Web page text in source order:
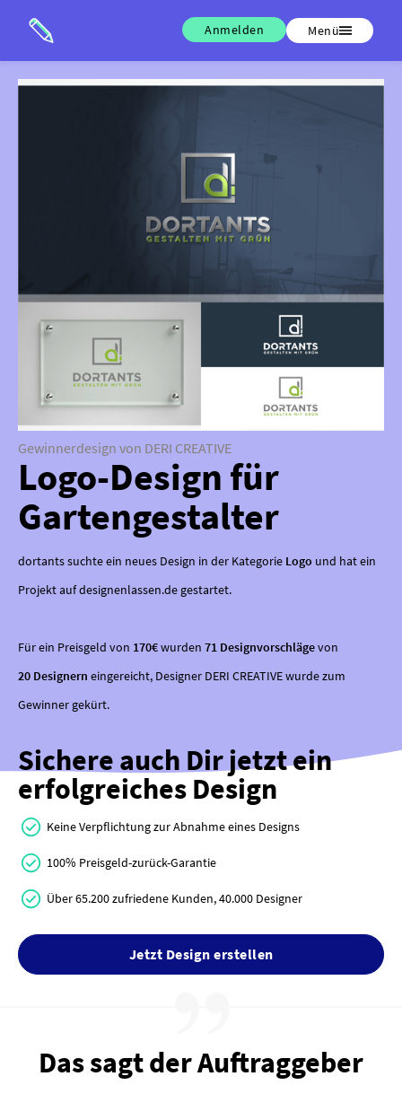
Anmelden Menü
Gewinnerdesign von DERI CREATIVE
Logo-Design für
Gartengestalter
dortants suchte ein neues Design in der Kategorie Logo und hat ein
Projekt auf designenlassen.de gestartet.
Für ein Preisgeld von 170€wurden 71 Designvorschlägevon
20 Designern eingereicht, Designer DERI CREATIVE wurde zum
Gewinner gekürt.
Sichere auch Dir jetzt ein
erfolgreiches Design
Keine Verpflichtung zur Abnahme eines Designs
100% Preisgeld-zurück-Garantie
Über 65.200 zufriedene Kunden, 40.000 Designer
Jetzt Design erstellen
Das sagt der Auftraggeber